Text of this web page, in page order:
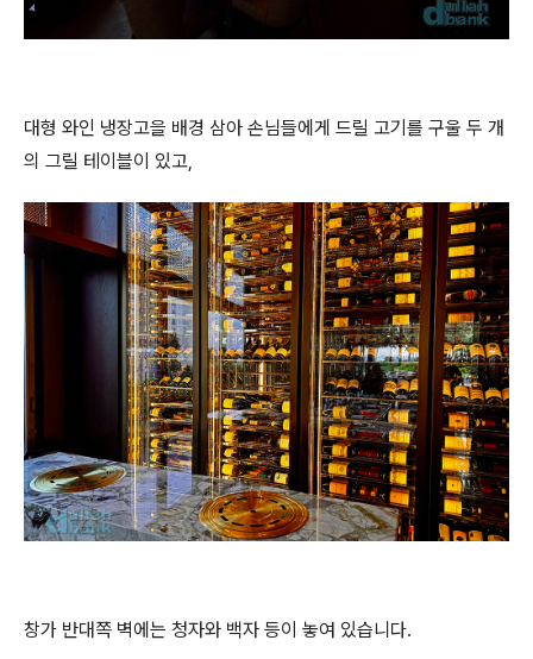
대형 와인 냉장고을 배경 삼아 손님들에게 드릴 고기를 구울 두 개
의 그릴 테이블이 있고,
창가 반대쪽 벽에는 청자와 백자 등이 놓여 있습니다.